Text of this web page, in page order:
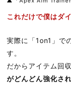
これだけで僕はダ
実際に「1on1」で
す。
だからアイテム回
がどんどん強化さ